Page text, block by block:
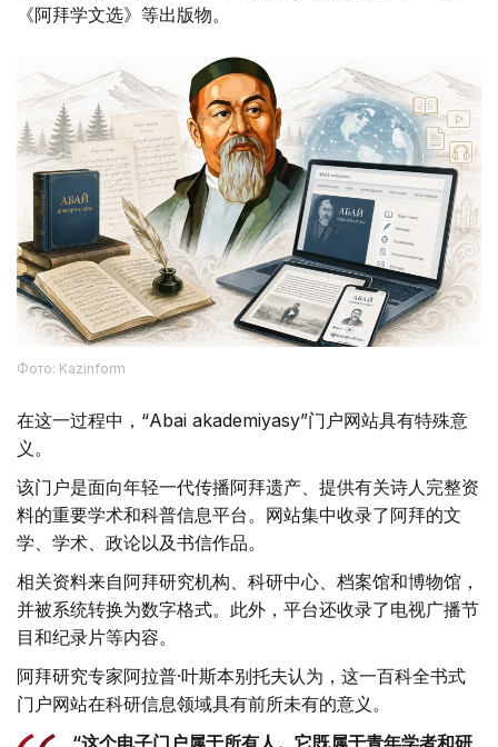
《阿拜学文选》等出版物。
Фото: Kazinform
在这一过程中，“Abai akademiyasy”门户网站具有特殊意
义。
该门户是面向年轻一代传播阿拜遗产、提供有关诗人完整资
料的重要学术和科普信息平台。网站集中收录了阿拜的文
学、学术、政论以及书信作品。
相关资料来自阿拜研究机构、科研中心、档案馆和博物馆，
并被系统转换为数字格式。此外，平台还收录了电视广播节
目和纪录片等内容。
阿拜研究专家阿拉普·叶斯本别托夫认为，这一百科全书式
门户网站在科研信息领域具有前所未有的意义。